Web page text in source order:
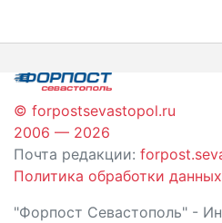
записям
© forpostsevastopol.ru
2006 — 2026
Почта редакции:
Политика обработки данных
"Форпост Севастополь" -